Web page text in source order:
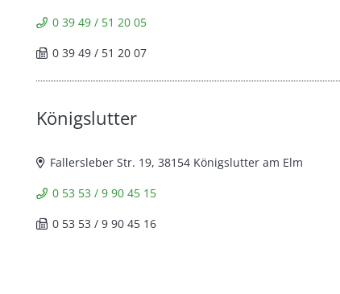
0 39 49 / 51 20 05
0 39 49 / 51 20 07
Königslutter
Fallersleber Str. 19, 38154 Königslutter am Elm
0 53 53 / 9 90 45 15
0 53 53 / 9 90 45 16